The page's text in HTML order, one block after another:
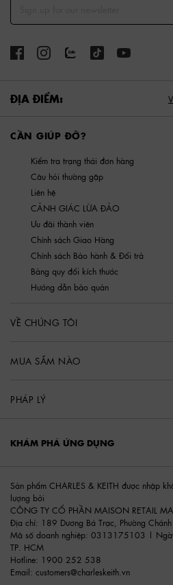
ĐỊA ĐIỂM:
CẦN GIÚP ĐỠ?
Kiểm tra trạng thái đơn hàng
Câu hỏi thường gặp
Liên hệ
CẢNH GIÁC LỪA ĐẢO
Ưu đãi thành viên
Chính sách Giao Hàng
Chính sách Bảo hành & Đổi trả
Bảng quy đổi kích thước
Hướng dẫn bảo quản
VỀ CHÚNG TÔI
MUA SẮM NÀO
PHÁP LÝ
KHÁM PHÁ ỨNG DỤNG
Sản phẩm CHARLES & KEITH được nhập
lượng bởi
CÔNG TY CỔ PHẦN MAISON RETAIL
Địa chỉ: 189 Dương Bá Trạc, Phường
Mã số doanh nghiệp: 0313175103 |
TP. HCM
Hotline: 1900 252 538
Email: customers@charleskeith.vn